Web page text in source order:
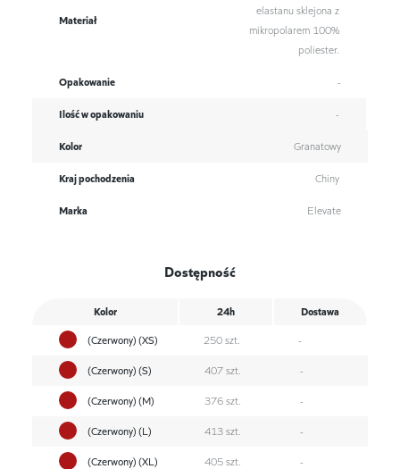
Materiał
elastanu sklejona z
mikropolarem 100%
poliester.
Opakowanie -
Ilość w opakowaniu -
Kolor Granatowy
Kraj pochodzenia Chiny
Marka Elevate
Dostępność
Kolor 24h
Dostawa
(Czerwony) (XS)
250 szt.
-
(Czerwony) (S)
407 szt.
-
(Czerwony) (M)
376 szt.
-
(Czerwony) (L)
413 szt.
-
(Czerwony) (XL)
405 szt.
-